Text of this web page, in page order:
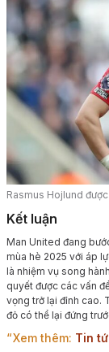
Rasmus Hojlund
Kết luận
Man United đang
mùa hè 2025 với áp
là nhiệm vụ song
quyết được các vấn
vọng trở lại đỉnh cao.
đỏ có thể lại đứng
Xem thêm: Tin